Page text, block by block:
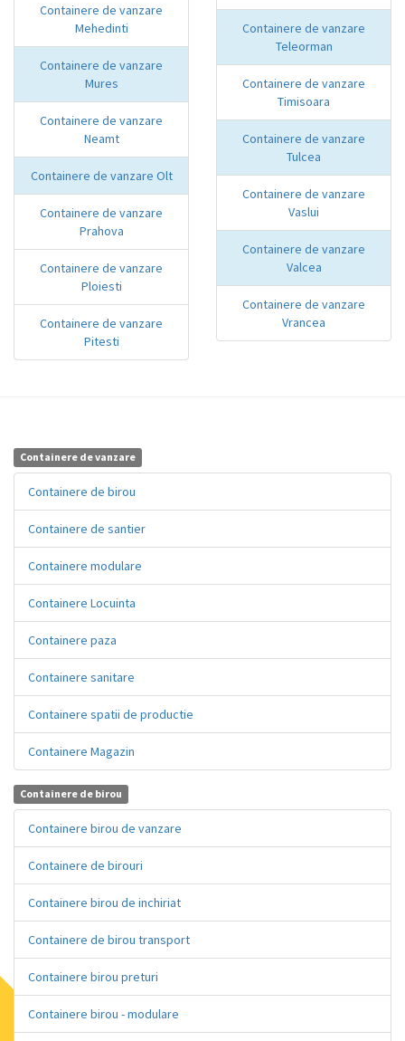
Containere de vanzare
Mehedinti
Containere de vanzare
Mures
Containere de vanzare
Neamt
Containere de vanzare Olt
Containere de vanzare
Prahova
Containere de vanzare
Ploiesti
Containere de vanzare
Pitesti
Containere de vanzare
Teleorman
Containere de vanzare
Timisoara
Containere de vanzare
Tulcea
Containere de vanzare
Vaslui
Containere de vanzare
Valcea
Containere de vanzare
Vrancea
Containere de vanzare
Containere de birou
Containere de santier
Containere modulare
Containere Locuinta
Containere paza
Containere sanitare
Containere spatii de productie
Containere Magazin
Containere de birou
Containere birou de vanzare
Containere de birouri
Containere birou de inchiriat
Containere de birou transport
Containere birou preturi
Containere birou - modulare